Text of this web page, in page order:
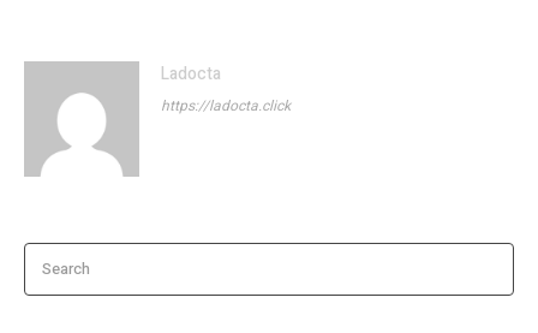
Ladocta
https://ladocta.click
Search